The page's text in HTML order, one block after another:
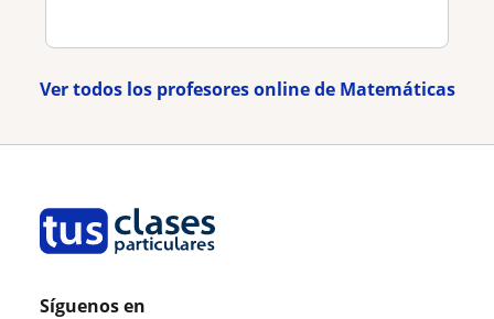
Ver todos los profesores online de Matemáticas
Síguenos en